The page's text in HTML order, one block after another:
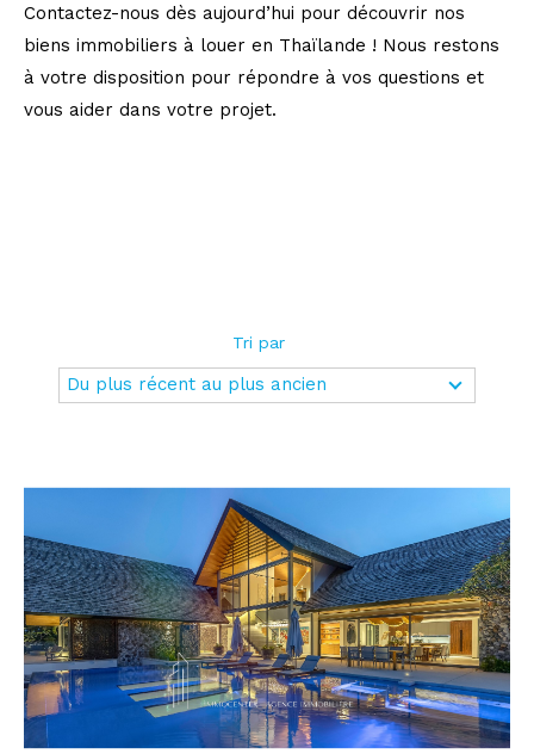
Contactez-nous dès aujourd’hui pour découvrir nos
biens immobiliers à louer en Thaïlande ! Nous restons
à votre disposition pour répondre à vos questions et
vous aider dans votre projet.
Tri par
Du plus récent au plus ancien